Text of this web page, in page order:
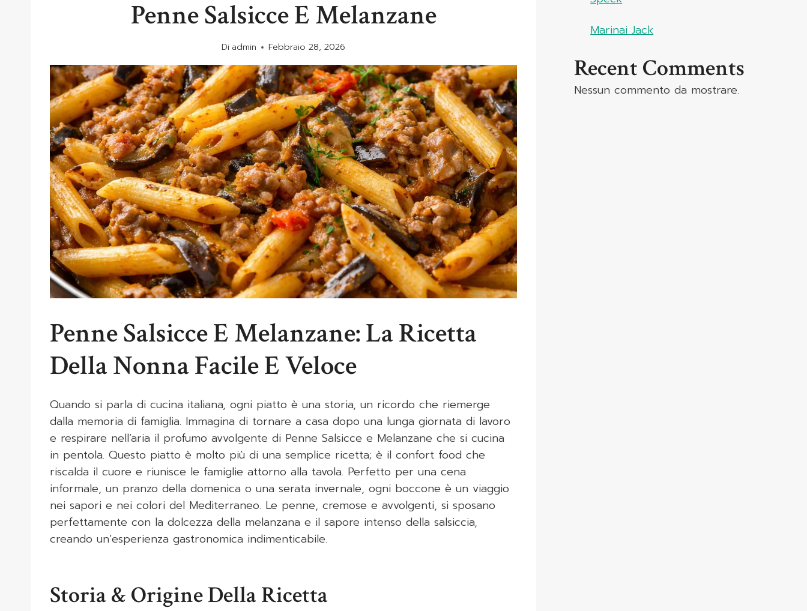
Penne Salsicce E Melanzane
Di admin Febbraio 28, 2026
Penne Salsicce E Melanzane: La Ricetta
Della Nonna Facile E Veloce
Quando si parla di cucina italiana, ogni piatto è una storia, un ricordo che riemerge
dalla memoria di famiglia. Immagina di tornare a casa dopo una lunga giornata di lavoro
e respirare nell’aria il profumo avvolgente di Penne Salsicce e Melanzane che si cucina
in pentola. Questo piatto è molto più di una semplice ricetta; è il confort food che
riscalda il cuore e riunisce le famiglie attorno alla tavola. Perfetto per una cena
informale, un pranzo della domenica o una serata invernale, ogni boccone è un viaggio
nei sapori e nei colori del Mediterraneo. Le penne, cremose e avvolgenti, si sposano
perfettamente con la dolcezza della melanzana e il sapore intenso della salsiccia,
creando un’esperienza gastronomica indimenticabile.
Storia & Origine Della Ricetta
Marinai Jack
Recent Comments
Nessun commento da mostrare.